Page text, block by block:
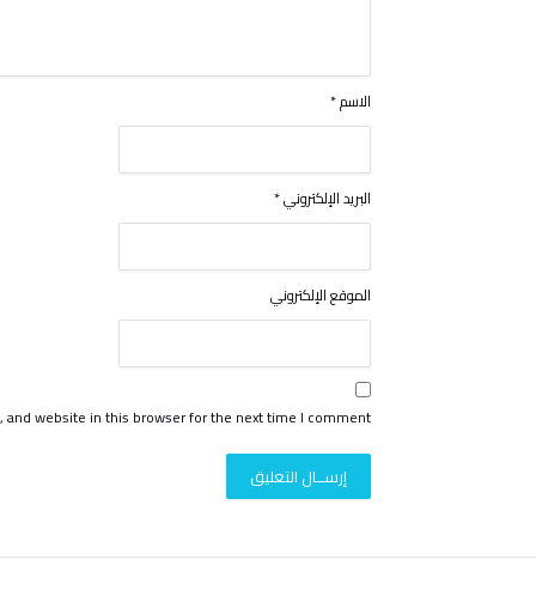
الاسم*
البريد الإلكتروني*
الموقع الإلكتروني
and website in this browser for the next time I comment.